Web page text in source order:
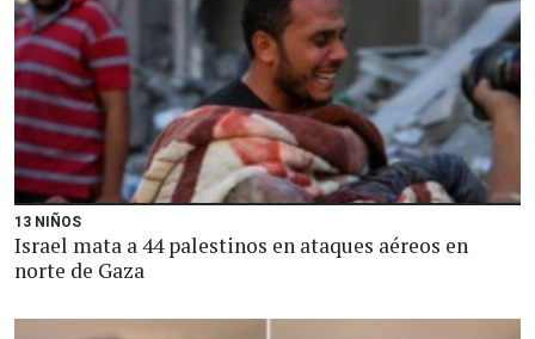
13 NIÑOS
Israel mata a 44 palestinos en ataques aéreos en
norte de Gaza